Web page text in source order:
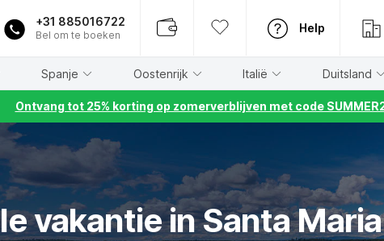
+31 885016722
Bel om te boeken
Help
Spanje Oostenrijk Italië Duitsland
Ontvang tot 25% korting op zomerverblijven met code
vakantie in Santa